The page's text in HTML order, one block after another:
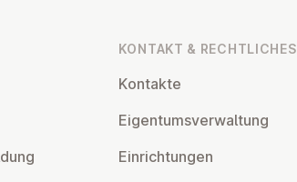
KONTAKT & RECHT­LI­CHES
Kontakte
Ei­gen­tums­ver­wal­tung
Ein­rich­tun­gen